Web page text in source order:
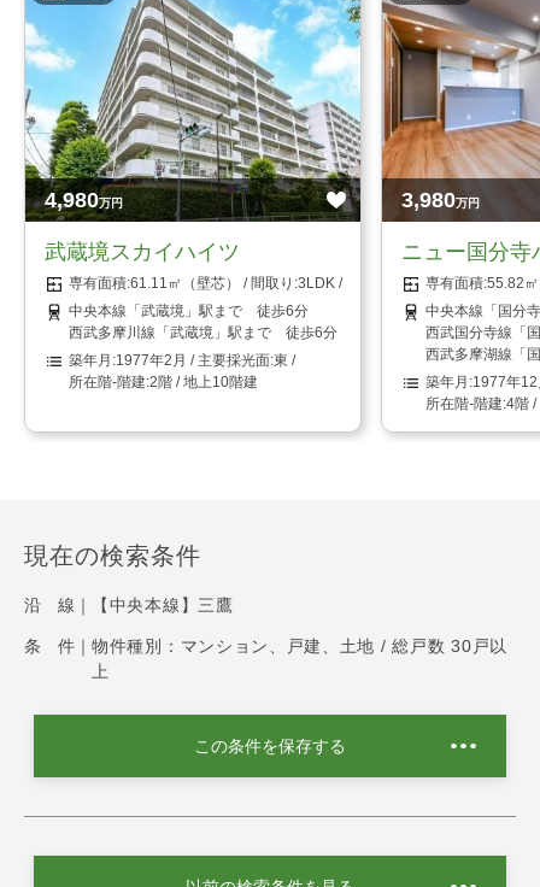
4,980万円
武蔵境スカイハイツ
61.11㎡（壁芯）
3LDK
中央本線「武蔵境」駅まで 徒歩6分
西武多摩川線「武蔵境」駅まで 徒歩6分
1977年2月
東
2階 / 地上10階建
3,980万円
ニュー国分寺
55.82
中央本線「国分
西武国分寺線「
西武多摩湖線「
1977年12
4階 /
現在の検索条件
沿 線｜ 【中央本線】三鷹
条 件｜ 物件種別：マンション、戸建、土地 / 総戸数 30戸以
上
この条件を保存する